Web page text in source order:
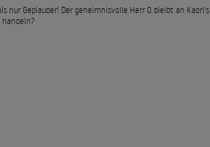
nur Geplauder! Der geheimnisvolle Herr O bleibt an Kaori's